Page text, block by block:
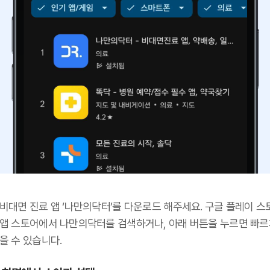
대면 진료 앱 ‘나만의닥터’를 다운로드 해주세요. 구글 플레이 스
스토어에서 나만의닥터를 검색하거나, 아래 버튼을 누르면 빠
수 있습니다.